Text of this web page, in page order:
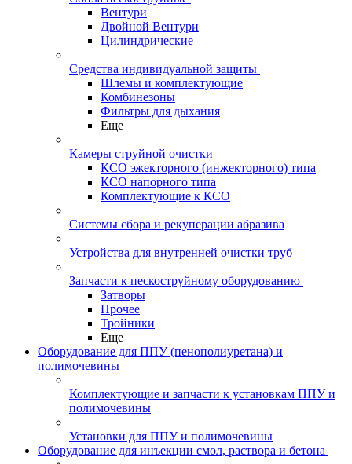
Вентури
Двойной Вентури
Цилиндрические
Средства индивидуальной защиты
Шлемы и комплектующие
Комбинезоны
Фильтры для дыхания
Еще
Камеры струйной очистки
КСО эжекторного (инжекторного) типа
КСО напорного типа
Комплектующие к КСО
Системы сбора и рекуперации абразива
Устройства для внутренней очистки труб
Запчасти к пескоструйному оборудованию
Затворы
Прочее
Тройники
Еще
Оборудование для ППУ (пенополиуретана) и
полимочевины
Комплектующие и запчасти к установкам ППУ и
полимочевины
Установки для ППУ и полимочевины
Оборудование для инъекции смол, раствора и бетона